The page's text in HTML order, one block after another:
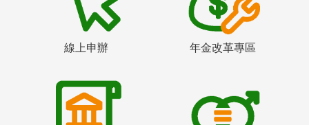
線上申辦 年金改革專區